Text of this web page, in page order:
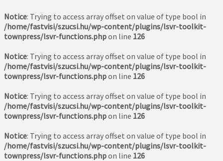
Notice: Trying to access array offset on value of type bool in
/home/fastvisi/szucsi.hu/wp-content/plugins/lsvr-toolkit-
townpress/lsvr-functions.phpon line 126
Notice: Trying to access array offset on value of type bool in
/home/fastvisi/szucsi.hu/wp-content/plugins/lsvr-toolkit-
townpress/lsvr-functions.phpon line 126
Notice: Trying to access array offset on value of type bool in
/home/fastvisi/szucsi.hu/wp-content/plugins/lsvr-toolkit-
townpress/lsvr-functions.phpon line 126
Notice: Trying to access array offset on value of type bool in
/home/fastvisi/szucsi.hu/wp-content/plugins/lsvr-toolkit-
townpress/lsvr-functions.phpon line 126